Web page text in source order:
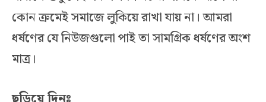
কোন ক্রমেই সমাজে লুকিয়ে রাখা যায় না। আমরা
ধর্ষণের যে নিউজগুলো পাই তা সামগ্রিক ধর্ষণের অংশ
মাত্র।